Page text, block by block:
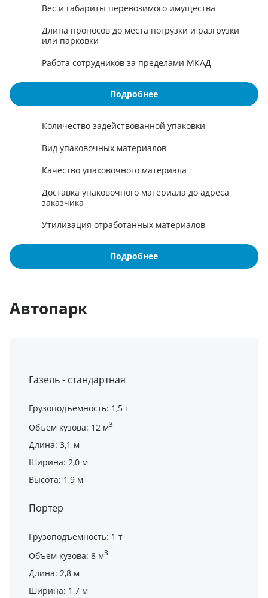
Вес и габариты перевозимого имущества
Длина проносов до места погрузки и разгрузки
или парковки
Работа сотрудников за пределами МКАД
Подробнее
Количество задействованной упаковки
Вид упаковочных материалов
Качество упаковочного материала
Доставка упаковочного материала до адреса
заказчика
Утилизация отработанных материалов
Подробнее
Автопарк
Газель - стандартная
Грузоподъемность: 1,5 т
Объем кузова: 12 м3
Длина: 3,1 м
Ширина: 2,0 м
Высота: 1,9 м
Портер
Грузоподъемность: 1 т
Объем кузова: 8 м3
Длина: 2,8 м
Ширина: 1,7 м